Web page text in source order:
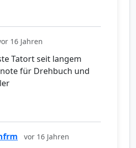
16 Jahren
Tatort seit langem
für Drehbuch und
vor 16 Jahren